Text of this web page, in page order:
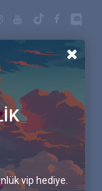
vip hediye.